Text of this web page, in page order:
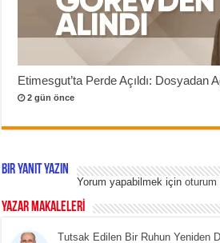
Etimesgut’ta Perde Açıldı: Dosyadan
2 gün önce
Bir yanıt yazın
Yorum yapabilmek içinoturum
YAZAR MAKALELERİ
Tutsak Edilen Bir Ruhun Yeniden